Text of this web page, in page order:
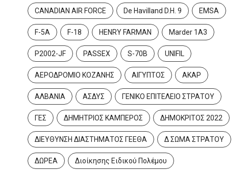
CANADIAN AIR FORCE De Havilland D.H. 9 EMSA
F-5A F-18 HENRY FARMAN Marder 1A3
P2002-JF PASSEX S-70B UNIFIL
ΑΕΡΟΔΡΟΜΙΟ ΚΟΖΑΝΗΣ ΑΙΓΥΠΤΟΣ ΑΚΑΡ
ΑΛΒΑΝΙΑ ΑΣΔΥΣ ΓΕΝΙΚΟ ΕΠΙΤΕΛΕΙΟ ΣΤΡΑΤΟΥ
ΓΕΣ ΔΗΜΗΤΡΙΟΣ ΚΑΜΠΕΡΟΣ ΔΗΜΟΚΡΙΤΟΣ 2022
ΔΙΕΥΘΥΝΣΗ ΔΙΑΣΤΗΜΑΤΟΣ ΓΕΕΘΑ Δ ΣΩΜΑ ΣΤΡΑΤΟΥ
ΔΩΡΕΑ Διοίκησης Ειδικού Πολέμου